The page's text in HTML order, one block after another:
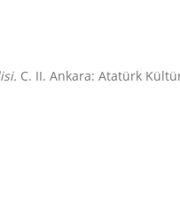
C. II. Ankara: Atatürk